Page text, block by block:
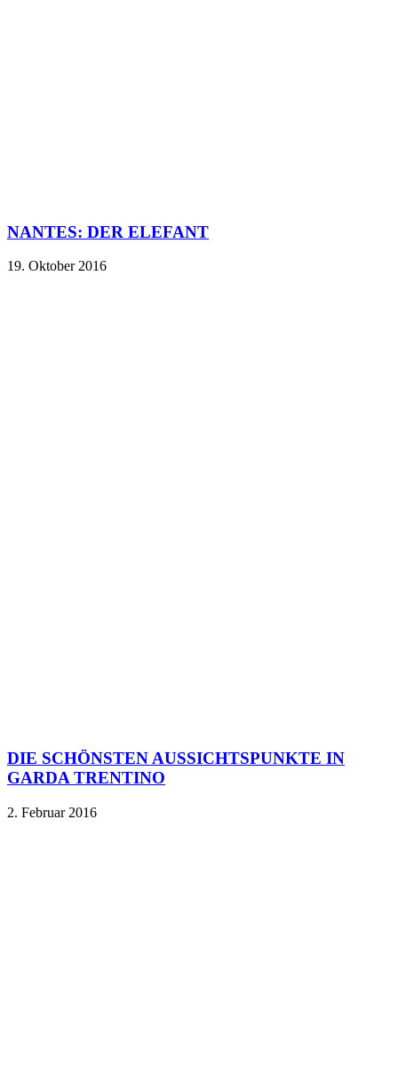
NANTES: DER ELEFANT
19. Oktober 2016
DIE SCHÖNSTEN AUSSICHTSPUNKTE IN
GARDA TRENTINO
2. Februar 2016